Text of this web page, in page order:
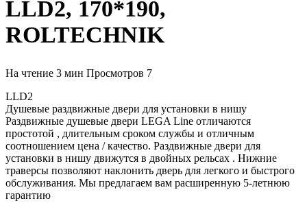
LLD2, 170*190,
ROLTECHNIK
На чтение 3 мин Просмотров 7
LLD2
Душевые раздвижные двери для установки в нишу
Раздвижные душевые двери LEGA Line отличаются
простотой , длительным сроком службы и отличным
соотношением цена / качество. Раздвижные двери для
установки в нишу движутся в двойных рельсах . Нижние
траверсы позволяют наклонить дверь для легкого и быстрого
обслуживания. Мы предлагаем вам расширенную 5-летнюю
гарантию